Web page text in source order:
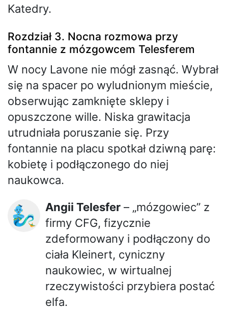
Katedry.
Rozdział 3. Nocna rozmowa przy
fontannie z mózgowcem Telesferem
W nocy Lavone nie mógł zasnąć. Wybrał
się na spacer po wyludnionym mieście,
obserwując zamknięte sklepy i
opuszczone wille. Niska grawitacja
utrudniała poruszanie się. Przy
fontannie na placu spotkał dziwną parę:
kobietę i podłączonego do niej
naukowca.
🧞‍♂️ Angii Telesfer – „mózgowiec” z
firmy CFG, fizycznie
zdeformowany i podłączony do
ciała Kleinert, cyniczny
naukowiec, w wirtualnej
rzeczywistości przybiera postać
elfa.